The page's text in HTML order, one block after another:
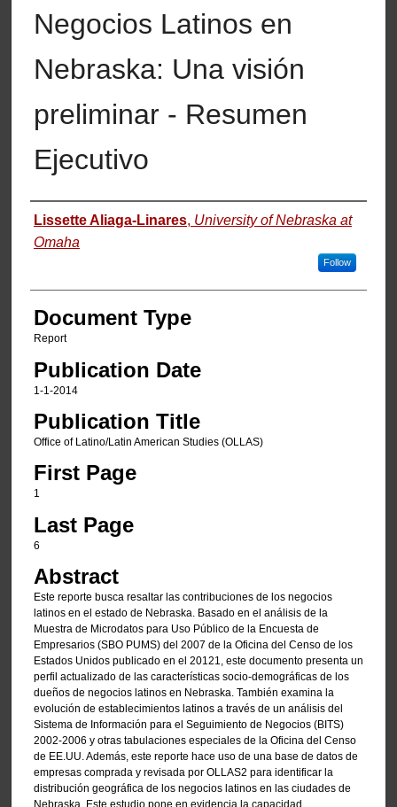
Negocios Latinos en
Nebraska: Una visión
preliminar - Resumen
Ejecutivo
Authors
Lissette Aliaga-Linares, University of Nebraska at
Omaha
Follow
Document Type
Report
Publication Date
1-1-2014
Publication Title
Office of Latino/Latin American Studies (OLLAS)
First Page
1
Last Page
6
Abstract
Este reporte busca resaltar las contribuciones de los negocios
latinos en el estado de Nebraska. Basado en el análisis de la
Muestra de Microdatos para Uso Público de la Encuesta de
Empresarios (SBO PUMS) del 2007 de la Oficina del Censo de los
Estados Unidos publicado en el 20121, este documento presenta un
perfil actualizado de las características socio-demográficas de los
dueños de negocios latinos en Nebraska. También examina la
evolución de establecimientos latinos a través de un análisis del
Sistema de Información para el Seguimiento de Negocios (BITS)
2002-2006 y otras tabulaciones especiales de la Oficina del Censo
de EE.UU. Además, este reporte hace uso de una base de datos de
empresas comprada y revisada por OLLAS2 para identificar la
distribución geográfica de los negocios latinos en las ciudades de